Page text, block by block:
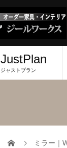
JustPlan
ジャストプラン
ミラー｜